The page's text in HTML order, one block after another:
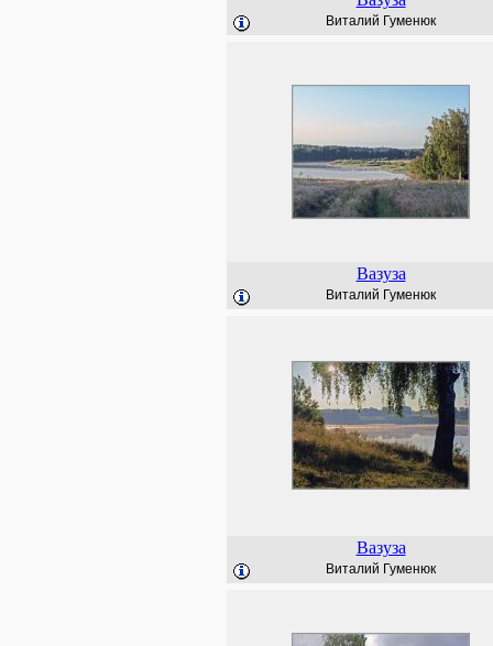
Виталий Гуменюк
Вазуза
Виталий Гуменюк
Вазуза
Виталий Гуменюк